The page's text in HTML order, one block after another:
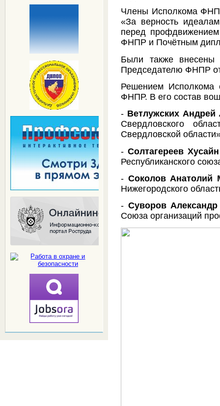
Члены Исполкома
«За верность
перед
ФНПР и Почётным
Были также внесены
Председателю ФНПР
Решением Исполкома
ФНПР. В его состав
- Ветлужских Андрей
Свердловского
Свердловской
- Солтагереев
Республиканского
- Соколов Анатолий
Нижегородского
- Суворов Александр
Союза организаций